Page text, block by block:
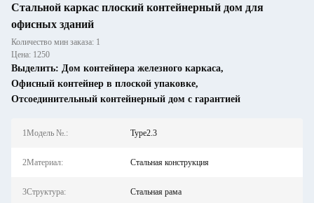
Стальной каркас плоский контейнерный дом для
офисных зданий
Количество мин заказа: 1
Цена: 1250
Выделить: Дом контейнера железного каркаса,
Офисный контейнер в плоской упаковке,
Отсоединительный контейнерный дом с гарантией
1Модель №.: Type2.3
2Материал: Стальная конструкция
3Структура: Стальная рама